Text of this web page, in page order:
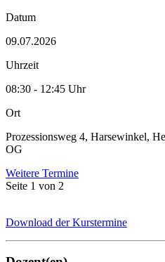
Datum
09.07.2026
Uhrzeit
08:30 - 12:45 Uhr
Ort
Prozessionsweg 4, Harsewinkel,
OG
Weitere Termine
Seite 1 von 2
Download der Kurstermine